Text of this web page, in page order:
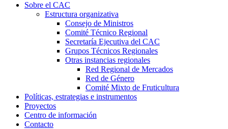
Sobre el CAC
Estructura organizativa
Consejo de Ministros
Comité Técnico Regional
Secretaría Ejecutiva del CAC
Grupos Técnicos Regionales
Otras instancias regionales
Red Regional de Mercados
Red de Género
Comité Mixto de Fruticultura
Políticas, estrategias e instrumentos
Proyectos
Centro de información
Contacto